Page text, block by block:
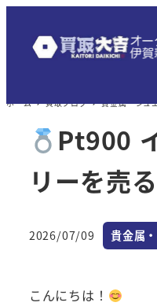
ン
ホーム 買取ブログ 貴金属・ジュ
Pt900
リーを売
投稿日
2026/07/09 カテゴ
貴金属
こんにちは！